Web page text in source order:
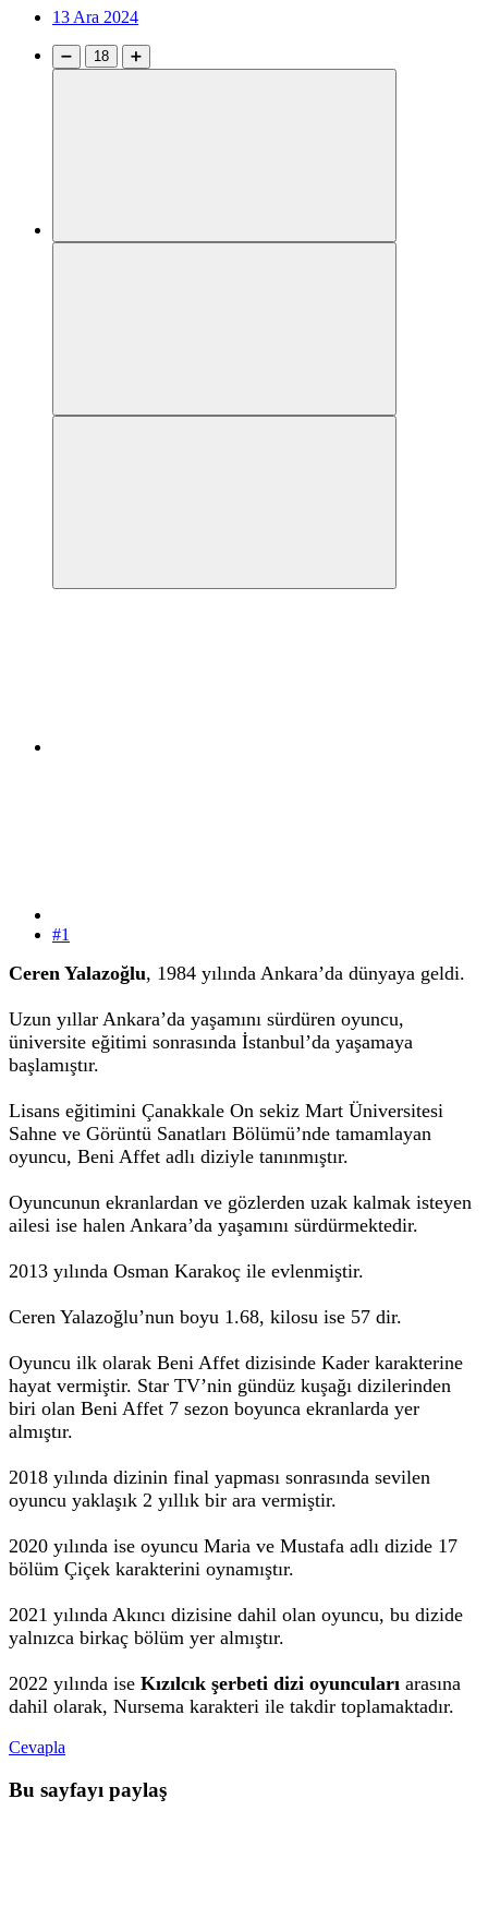
13 Ara 2024
➖ 18 ➕
#1
Ceren Yalazoğlu, 1984 yılında Ankara’da dünyaya geldi.
Uzun yıllar Ankara’da yaşamını sürdüren oyuncu,
üniversite eğitimi sonrasında İstanbul’da yaşamaya
başlamıştır.
Lisans eğitimini Çanakkale On sekiz Mart Üniversitesi
Sahne ve Görüntü Sanatları Bölümü’nde tamamlayan
oyuncu, Beni Affet adlı diziyle tanınmıştır.
Oyuncunun ekranlardan ve gözlerden uzak kalmak isteyen
ailesi ise halen Ankara’da yaşamını sürdürmektedir.
2013 yılında Osman Karakoç ile evlenmiştir.
Ceren Yalazoğlu’nun boyu 1.68, kilosu ise 57 dir.
Oyuncu ilk olarak Beni Affet dizisinde Kader karakterine
hayat vermiştir. Star TV’nin gündüz kuşağı dizilerinden
biri olan Beni Affet 7 sezon boyunca ekranlarda yer
almıştır.
2018 yılında dizinin final yapması sonrasında sevilen
oyuncu yaklaşık 2 yıllık bir ara vermiştir.
2020 yılında ise oyuncu Maria ve Mustafa adlı dizide 17
bölüm Çiçek karakterini oynamıştır.
2021 yılında Akıncı dizisine dahil olan oyuncu, bu dizide
yalnızca birkaç bölüm yer almıştır.
2022 yılında ise Kızılcık şerbeti dizi oyuncuları arasına
dahil olarak, Nursema karakteri ile takdir toplamaktadır.
Cevapla
Bu sayfayı paylaş